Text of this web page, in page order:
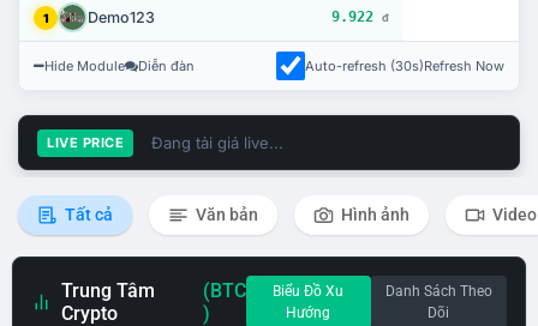
1 Demo123 9.922 đ
Hide Module Diễn đàn Auto-refresh (30s)Refresh Now
LIVE PRICE Đang tải giá live...
Tất cả Văn bản Hình ảnh Video
Trung Tâm
Crypto
(BTC
)
Biểu Đồ Xu
Hướng
Danh Sách Theo
Dõi